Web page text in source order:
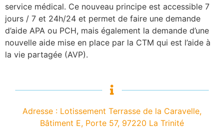
service médical. Ce nouveau principe est accessible 7
jours / 7 et 24h/24 et permet de faire une demande
d’aide APA ou PCH, mais également la demande d’une
nouvelle aide mise en place par la CTM qui est l’aide à
la vie partagée (AVP).
Adresse : Lotissement Terrasse de la Caravelle,
Bâtiment E, Porte 57, 97220 La Trinité